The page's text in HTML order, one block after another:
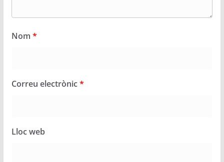
Nom *
Correu electrònic*
Lloc web